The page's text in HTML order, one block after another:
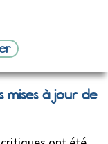
mises à jour de